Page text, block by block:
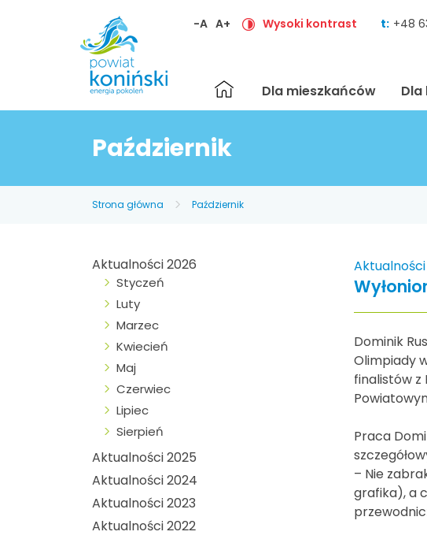
-A A+ Wysoki kontrast t: +48
Strona
główna
Dla mieszkańców Dla
Październik
Strona główna Październik
Aktualności 2026
Styczeń
Luty
Marzec
Kwiecień
Maj
Czerwiec
Lipiec
Sierpień
Aktualności 2025
Aktualności 2024
Aktualności 2023
Aktualności 2022
Aktualności
Dominik
Olimpiady
finalistów z
Praca
– Nie
grafika), a